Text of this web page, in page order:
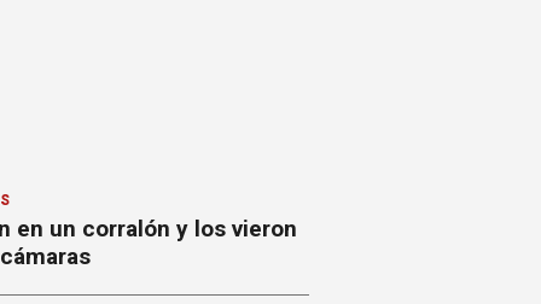
en un corralón y los vieron